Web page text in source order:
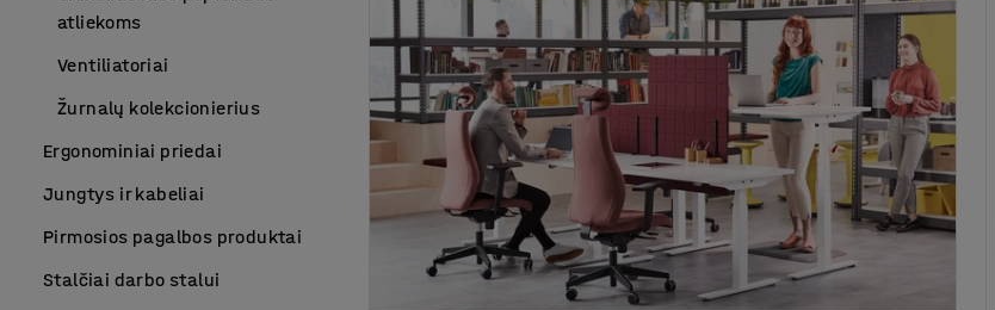
atliekoms
Ventiliatoriai
Žurnalų kolekcionierius
Ergonominiai priedai
Jungtys ir kabeliai
Pirmosios pagalbos produktai
Stalčiai darbo stalui